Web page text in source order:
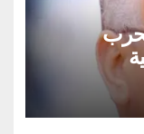
إستقصائي للحرب